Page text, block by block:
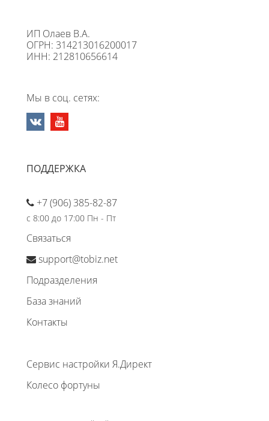
ИП Олаев В.А.
ОГРН: 314213016200017
ИНН: 212810656614
Мы в соц. сетях:
ПОДДЕРЖКА
+7 (906) 385-82-87
с 8:00 до 17:00 Пн - Пт
Связаться
support@tobiz.net
Подразделения
База знаний
Контакты
Сервис настройки Я.Директ
Колесо фортуны